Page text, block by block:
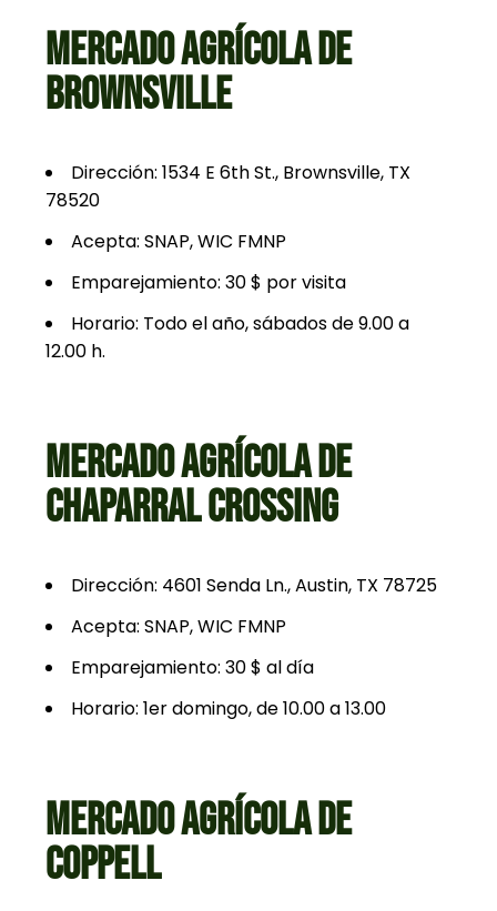
MERCADO AGRÍCOLA DE
BROWNSVILLE
Dirección: 1534 E 6th St., Brownsville, TX
78520
Acepta: SNAP, WIC FMNP
Emparejamiento: 30 $ por visita
Horario: Todo el año, sábados de 9.00 a
12.00 h.
MERCADO AGRÍCOLA DE
CHAPARRAL CROSSING
Dirección: 4601 Senda Ln., Austin, TX 78725
Acepta: SNAP, WIC FMNP
Emparejamiento: 30 $ al día
Horario: 1er domingo, de 10.00 a 13.00
MERCADO AGRÍCOLA DE
COPPELL